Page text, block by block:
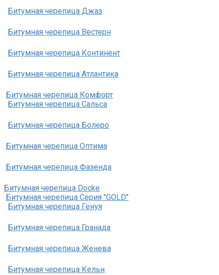
Битумная черепица Джаз
Битумная черепица Вестерн
Битумная черепица Континент
Битумная черепица Атлантика
Битумная черепица Комфорт
Битумная черепица Сальса
Битумная черепица Болеро
Битумная черепица Оптима
Битумная черепица Фазенда
Битумная черепица Docke
Битумная черепица Серия "GOLD"
Битумная черепица Генуя
Битумная черепица Гранада
Битумная черепица Женева
Битумная черепица Кельн